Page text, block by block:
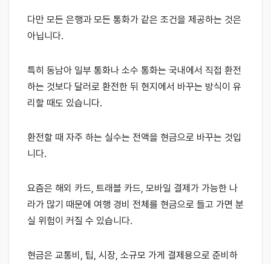
다만 모든 은행과 모든 통화가 같은 조건을 제공하는 것은
아닙니다.
특히 동남아 일부 통화나 소수 통화는 국내에서 직접 환전
하는 것보다 달러로 환전한 뒤 현지에서 바꾸는 방식이 유
리할 때도 있습니다.
환전할 때 자주 하는 실수는 전액을 현금으로 바꾸는 것입
니다.
요즘은 해외 카드, 트래블 카드, 모바일 결제가 가능한 나
라가 많기 때문에 여행 경비 전체를 현금으로 들고 가면 분
실 위험이 커질 수 있습니다.
현금은 교통비, 팁, 시장, 소규모 가게 결제용으로 준비하